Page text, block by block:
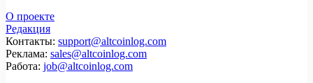
О проекте
Редакция
Контакты: support@altcoinlog.com
Реклама: sales@altcoinlog.com
Работа: job@altcoinlog.com